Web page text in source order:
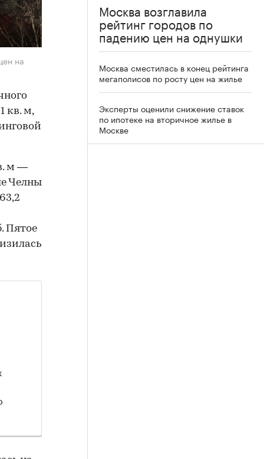
на
кв. м,
м —
Челны
Пятое
Москва возглавила
рейтинг городов по
падению цен на однушки
Москва сместилась в конец рейтинга
мегаполисов по росту цен на жилье
Эксперты оценили снижение ставок
по ипотеке на вторичное жилье в
Москве